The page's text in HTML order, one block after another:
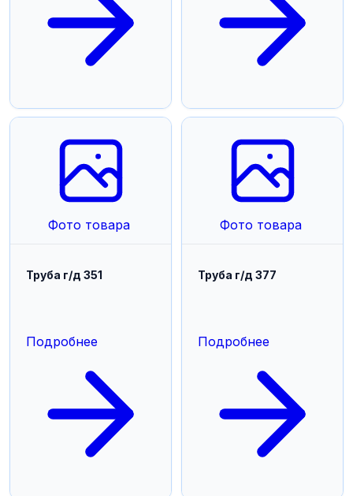
Фото товара
Труба г/д 351
Подробнее
Фото товара
Труба г/д 377
Подробнее